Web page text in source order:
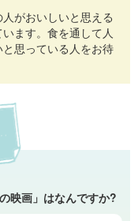
がおいしいと思える
ます。食を通して人
思っている人をお待
映画」はなんですか?